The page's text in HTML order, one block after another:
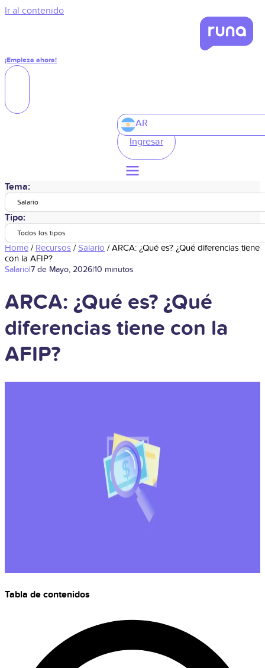
Ir al contenido
¡Empieza ahora!
AR
Ingresar
Tema:
Salario
Tipo:
Todos los tipos
Home / Recursos /Salario /ARCA: ¿Qué es? ¿Qué diferencias tiene
con la AFIP?
Salario|7 de Mayo, 2026|10 minutos
ARCA: ¿Qué es? ¿Qué
diferencias tiene con la
AFIP?
Tabla de contenidos